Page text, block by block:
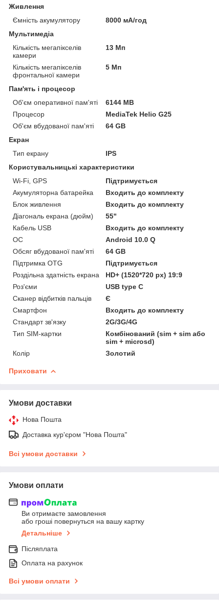
Живлення
Ємність акумулятору
8000 мА/год
Мультимедіа
Кількість мегапікселів
камери
13 Мп
Кількість мегапікселів
фронтальної камери
5 Мп
Пам'ять і процесор
Об'єм оперативної пам'яті
6144 MB
Процесор
MediaTek Helio G25
Об'єм вбудованої пам'яті
64 GB
Екран
Тип екрану
IPS
Користувальницькі характеристики
Wi-Fi, GPS
Підтримується
Акумуляторна батарейка
Входить до комплекту
Блок живлення
Входить до комплекту
Діагональ екрана (дюйм)
55"
Кабель USB
Входить до комплекту
ОС
Android 10.0 Q
Обсяг вбудованої пам'яті
64 GB
Підтримка OTG
Підтримується
Роздільна здатність екрана
HD+ (1520*720 px) 19:9
Роз'єми
USB type C
Сканер відбитків пальців
Є
Смартфон
Входить до комплекту
Стандарт зв'язку
2G/3G/4G
Тип SIM-картки
Комбінований (sim + sim або
sim + microsd)
Колір
Золотий
Приховати
Умови доставки
Нова Пошта
Доставка кур'єром "Нова Пошта"
Всі умови доставки
Умови оплати
Ви отримаєте замовлення
або гроші повернуться на вашу картку
Детальніше
Післяплата
Оплата на рахунок
Всі умови оплати